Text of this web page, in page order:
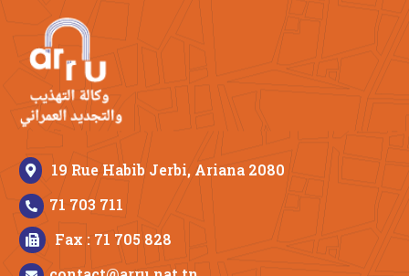
19 Rue Habib Jerbi, Ariana 2080
71 703 711
Fax : 71 705 828